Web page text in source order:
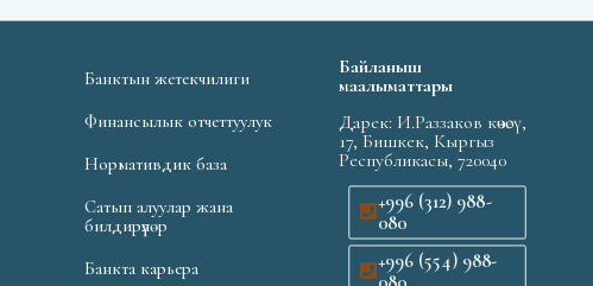
Банктын жетекчилиги
Финансылык отчеттуулук
Нормативдик база
Сатып алуулар жана
билдирүүлөр
Банкта карьера
Байланыш
маалыматтары
Дарек: И.Раззаков көчөсү,
17, Бишкек, Кыргыз
Республикасы, 720040
+996 (312) 988-
080
+996 (554) 988-